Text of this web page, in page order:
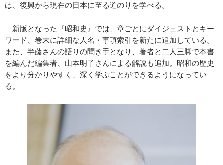
は、復興から現在の日本に至る道のりを学べる。
新版となった『昭和史』では、章ごとにダイジェストとキー
ワード、巻末に詳細な人名・事項索引を新たに追加している。
また、半藤さんの語りの聞き手となり、著者と二人三脚で本書
を編んだ編集者、山本明子さんによる解説も追加。昭和の歴史
をより分かりやすく、深く学ぶことができるようになってい
る。